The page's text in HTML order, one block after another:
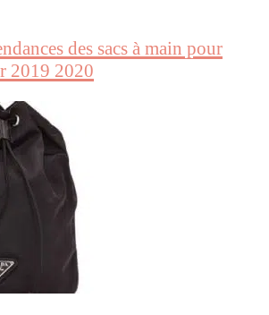
des sacs à main pour
2019 2020